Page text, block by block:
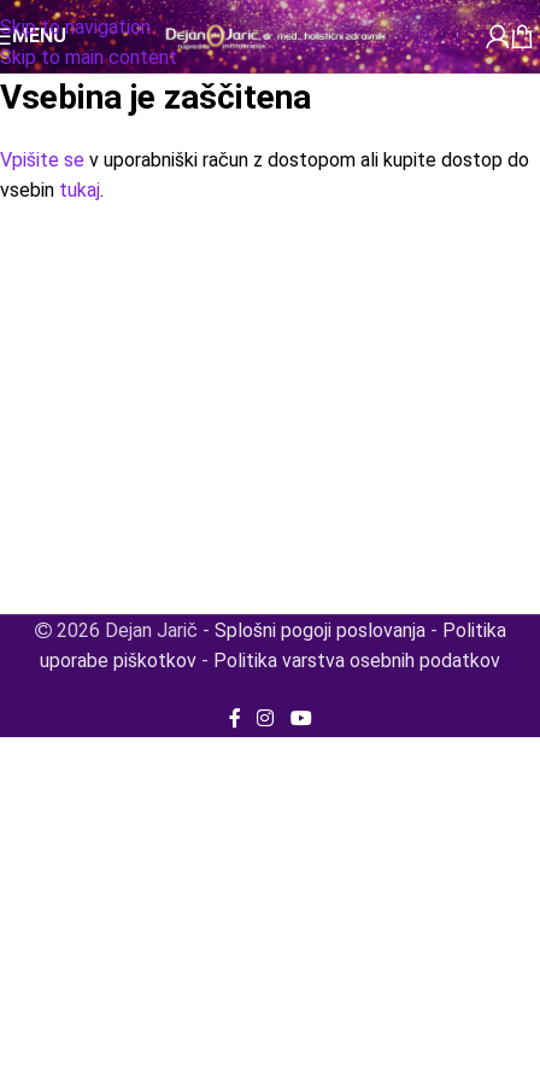
Skip to navigation
Skip to main content
MENU
Vsebina je zaščitena
Vpišite se v uporabniški račun z dostopom ali kupite dostop do
vsebin tukaj.
2026 Dejan Jarič - Splošni pogoji poslovanja- Politika
uporabe piškotkov - Politika varstva osebnih podatkov